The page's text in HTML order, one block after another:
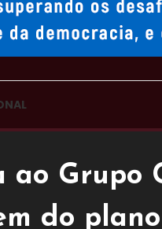
Grupo
do